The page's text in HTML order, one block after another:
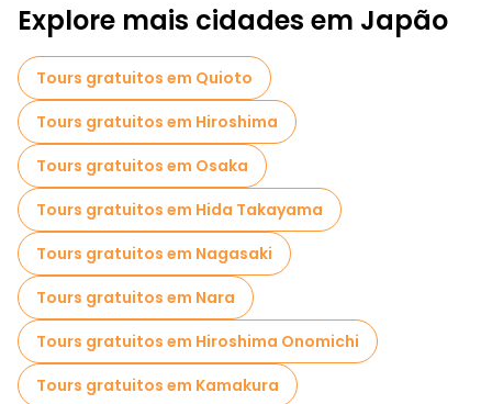
Atividades esportivas em Tóquio
Passeios autoguiados em Tóquio
Passeios fotográficos em Tóquio
Cruzeiros em Tóquio
Museus em Tóquio
Visita guiada gratuita à cidade velha Tóquio
Visitas ao mercado em Tóquio
Visitas de degustação locais em Tóquio
Passeios gratuitos de um dia em Tóquio
Passeios a pé noturnos gratuitos em Tóquio
Explore mais cidades em Japão
Tours gratuitos em Quioto
Tours gratuitos em Hiroshima
Tours gratuitos em Osaka
Tours gratuitos em Hida Takayama
Tours gratuitos em Nagasaki
Tours gratuitos em Nara
Tours gratuitos em Hiroshima Onomichi
Tours gratuitos em Kamakura